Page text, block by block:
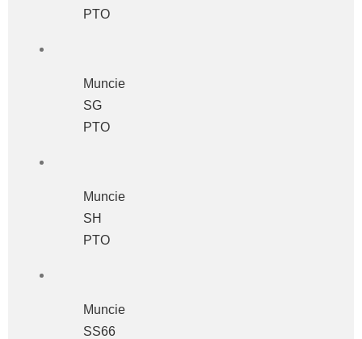
PTO
Muncie
SG
PTO
Muncie
SH
PTO
Muncie
SS66